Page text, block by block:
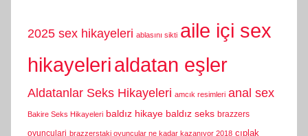
2025 sex hikayeleri ablasını sikti aile içi sex
hikayelerialdatan eşler
Aldatanlar Seks Hikayeleri amcık resimleri anal sex
Bakire Seks Hikayeleri baldız hikaye baldız seks brazzers
oyunculari brazzerstaki oyuncular ne kadar kazanıyor 2018 cıplak